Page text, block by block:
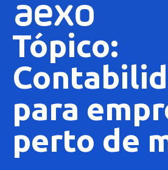
Tópico:
para
perto de